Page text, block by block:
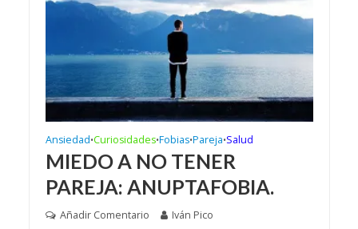
Ansiedad•Curiosidades•Fobias•Pareja•Salud
MIEDO A NO TENER
PAREJA: ANUPTAFOBIA.
Añadir Comentario Iván Pico